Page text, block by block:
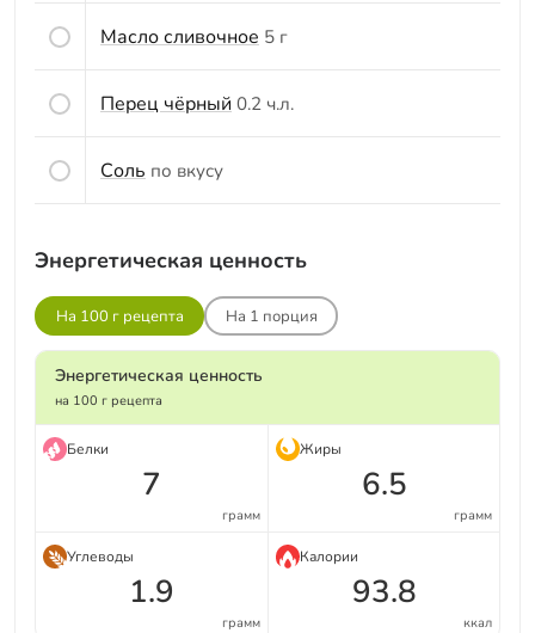
Масло сливочное 5 г
Перец чёрный 0.2 ч.л.
Соль по вкусу
Энергетическая ценность
На 100 г рецепта На 1 порция
Энергетическая ценность
на 100 г рецепта
Белки
7
грамм
Жиры
6.5
грамм
Углеводы
1.9
грамм
Калории
93.8
ккал